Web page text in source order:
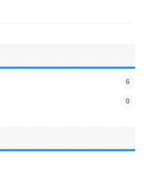
6
0